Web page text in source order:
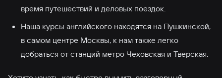
время путешествий и деловых поездок.
Наша курсы английского находятся на Пушкинской,
в самом центре Москвы, к нам также легко
добраться от станций метро Чеховская и Тверская.